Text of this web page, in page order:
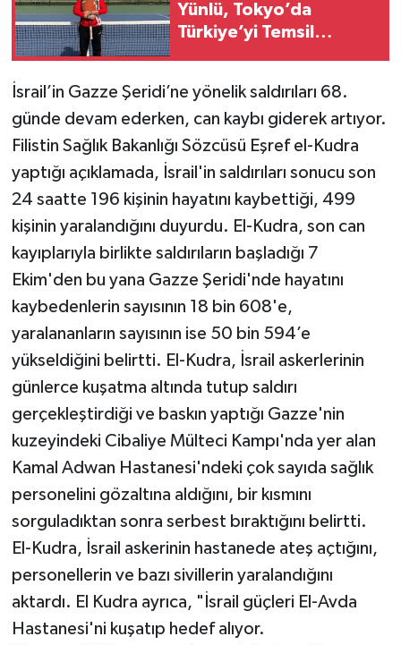
Yünlü, Tokyo’da
Türkiye’yi Temsil
İsrail’in Gazze Şeridi’ne yönelik saldırıları 68.
günde devam ederken, can kaybı giderek artıyor.
Filistin Sağlık Bakanlığı Sözcüsü Eşref el-Kudra
yaptığı açıklamada, İsrail'in saldırıları sonucu son
24 saatte 196 kişinin hayatını kaybettiği, 499
kişinin yaralandığını duyurdu. El-Kudra, son can
kayıplarıyla birlikte saldırıların başladığı 7
Ekim'den bu yana Gazze Şeridi'nde hayatını
kaybedenlerin sayısının 18 bin 608'e,
yaralananların sayısının ise 50 bin 594’e
yükseldiğini belirtti. El-Kudra, İsrail askerlerinin
günlerce kuşatma altında tutup saldırı
gerçekleştirdiği ve baskın yaptığı Gazze'nin
kuzeyindeki Cibaliye Mülteci Kampı'nda yer alan
Kamal Adwan Hastanesi'ndeki çok sayıda sağlık
personelini gözaltına aldığını, bir kısmını
sorguladıktan sonra serbest bıraktığını belirtti.
El-Kudra, İsrail askerinin hastanede ateş açtığını,
personellerin ve bazı sivillerin yaralandığını
aktardı. El Kudra ayrıca, "İsrail güçleri El-Avda
Hastanesi'ni kuşatıp hedef alıyor.
Sosyal medya
Spor
Televizyon
Turizm